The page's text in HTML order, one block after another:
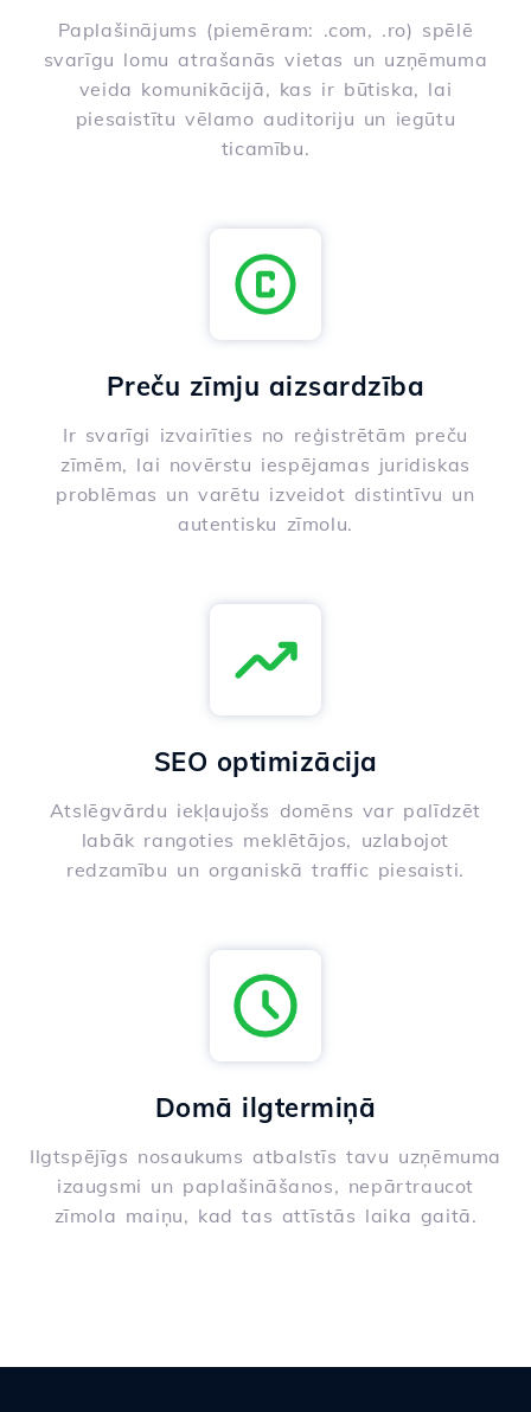
Paplašinājums (piemēram: .com, .ro) spēlē
svarīgu lomu atrašanās vietas un uzņēmuma
veida komunikācijā, kas ir būtiska, lai
piesaistītu vēlamo auditoriju un iegūtu
ticamību.
Preču zīmju aizsardzība
Ir svarīgi izvairīties no reģistrētām preču
zīmēm, lai novērstu iespējamas juridiskas
problēmas un varētu izveidot distintīvu un
autentisku zīmolu.
SEO optimizācija
Atslēgvārdu iekļaujošs domēns var palīdzēt
labāk rangoties meklētājos, uzlabojot
redzamību un organiskā traffic piesaisti.
Domā ilgtermiņā
Ilgtspējīgs nosaukums atbalstīs tavu uzņēmuma
izaugsmi un paplašināšanos, nepārtraucot
zīmola maiņu, kad tas attīstās laika gaitā.